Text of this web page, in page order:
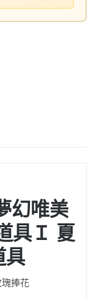
幻唯美
具Ｉ 夏
具
捧花